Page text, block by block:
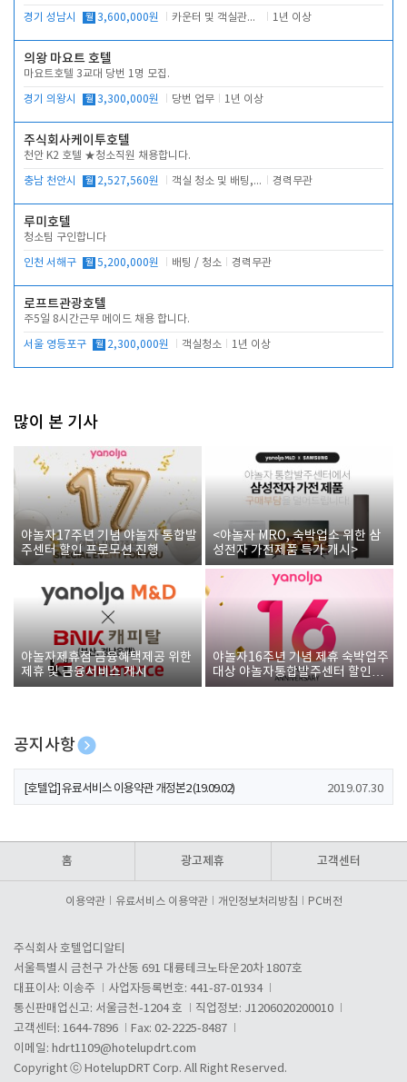
경기 성남시 월 3,600,000원 카운터 및 객실관리 전반 1년 이상
의왕 마요트 호텔
마요트호텔 3교대 당번 1명 모집.
경기 의왕시 월 3,300,000원 당번 업무 1년 이상
주식회사케이투호텔
천안 K2 호텔 ★청소직원 채용합니다.
충남 천안시 월 2,527,560원 객실 청소 및 배팅, 주변 시설 청소 경력무관
루미호텔
청소팀 구인합니다
인천 서해구 월 5,200,000원 배팅 / 청소 경력무관
로프트관광호텔
주5일 8시간근무 메이드 채용 합니다.
서울 영등포구 월 2,300,000원 객실청소 1년 이상
많이 본 기사
야놀자17주년 기념 야놀자 통합발
주센터 할인 프로모션 진행
<야놀자 MRO, 숙박업소 위한 삼
성전자 가전제품 특가 개시>
야놀자제휴점 금융혜택제공 위한
제휴 및 금융서비스 게시
야놀자16주년 기념 제휴 숙박업주
대상 야놀자통합발주센터 할인쿠
폰 증정
공지사항
[호텔업] 개인정보 처리방침 개정본1 (19.09.02)
[호텔업] 유료서비스 이용약관 개정본2 (19.09.02) 2019.07.30
홈 광고제휴 고객센터
이용약관 유료서비스 이용약관 개인정보처리방침 PC버전
주식회사 호텔업디알티
서울특별시 금천구 가산동 691 대륭테크노타운20차 1807호
대표이사: 이송주
사업자등록번호: 441-87-01934
통신판매업신고: 서울금천-1204 호
직업정보: J1206020200010
고객센터: 1644-7896
Fax: 02-2225-8487
이메일: hdrt1109@hotelupdrt.com
Copyright ⓒ HotelupDRT Corp. All Right Reserved.